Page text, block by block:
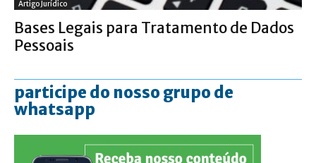
Artigo Jurídico
Bases Legais para Tratamento de Dados
Pessoais
participe do nosso grupo de
whatsapp